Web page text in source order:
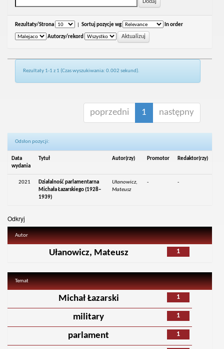
Rezultaty/Strona Sortuj pozycje wg In order
Autorzy/rekord
Rezultaty 1-1 z 1 (Czas wyszukiwania: 0.002 sekund).
poprzedni 1 następny
Odsłon pozycji:
Data
wydania
Tytuł Autor(rzy) Promotor Redaktor(rzy)
2021
Działalność parlamentarna
Michała Łazarskiego (1928–
1939)
Ułanowicz,
Mateusz
- -
Odkryj
Autor
1
Ułanowicz, Mateusz
Temat
1
Michał Łazarski
1
military
1
parlament